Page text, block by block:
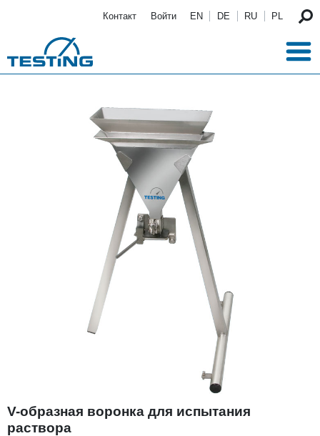
Контакт Войти EN DE RU PL
V-образная воронка для испытания
раствора